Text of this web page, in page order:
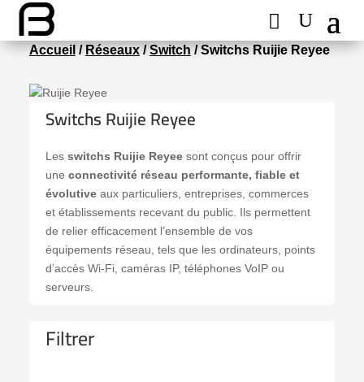
Accueil/Réseaux/Switch/ Switchs Ruijie Reyee
Switchs Ruijie Reyee
Les switchs Ruijie Reyeesont conçus pour offrir
une connectivité réseau performante, fiable et
évolutiveaux particuliers, entreprises, commerces
et établissements recevant du public. Ils permettent
de relier efficacement l’ensemble de vos
équipements réseau, tels que les ordinateurs, points
d’accès Wi-Fi, caméras IP, téléphones VoIP ou
serveurs.
Filtrer